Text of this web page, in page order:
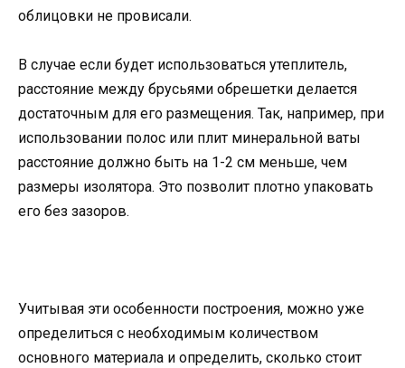
облицовки не провисали.
В случае если будет использоваться утеплитель,
расстояние между брусьями обрешетки делается
достаточным для его размещения. Так, например, при
использовании полос или плит минеральной ваты
расстояние должно быть на 1-2 см меньше, чем
размеры изолятора. Это позволит плотно упаковать
его без зазоров.
Учитывая эти особенности построения, можно уже
определиться с необходимым количеством
основного материала и определить, сколько стоит